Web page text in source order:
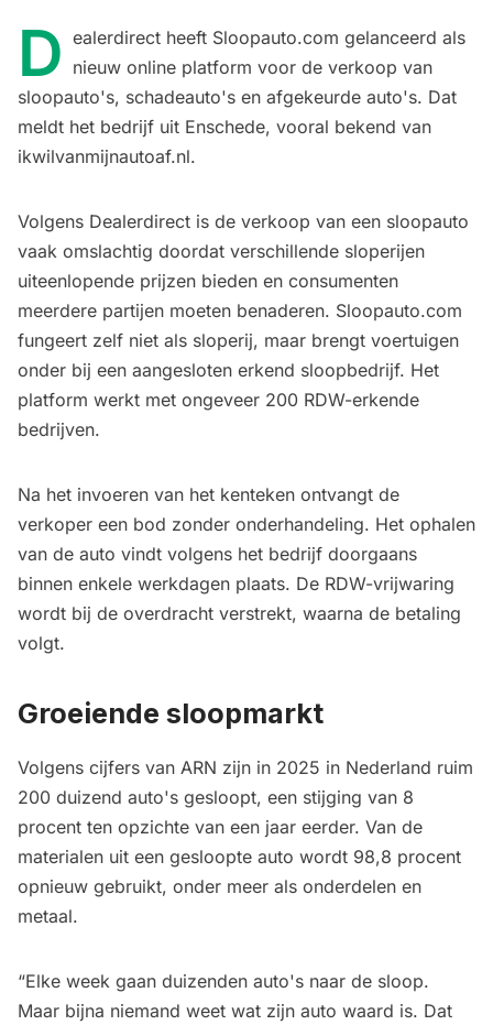
D ealerdirect heeft Sloopauto.com gelanceerd als
nieuw online platform voor de verkoop van
sloopauto's, schadeauto's en afgekeurde auto's. Dat
meldt het bedrijf uit Enschede, vooral bekend van
ikwilvanmijnautoaf.nl.
Volgens Dealerdirect is de verkoop van een sloopauto
vaak omslachtig doordat verschillende sloperijen
uiteenlopende prijzen bieden en consumenten
meerdere partijen moeten benaderen. Sloopauto.com
fungeert zelf niet als sloperij, maar brengt voertuigen
onder bij een aangesloten erkend sloopbedrijf. Het
platform werkt met ongeveer 200 RDW-erkende
bedrijven.
Na het invoeren van het kenteken ontvangt de
verkoper een bod zonder onderhandeling. Het ophalen
van de auto vindt volgens het bedrijf doorgaans
binnen enkele werkdagen plaats. De RDW-vrijwaring
wordt bij de overdracht verstrekt, waarna de betaling
volgt.
Groeiende sloopmarkt
Volgens cijfers van ARN zijn in 2025 in Nederland ruim
200 duizend auto's gesloopt, een stijging van 8
procent ten opzichte van een jaar eerder. Van de
materialen uit een gesloopte auto wordt 98,8 procent
opnieuw gebruikt, onder meer als onderdelen en
metaal.
“Elke week gaan duizenden auto's naar de sloop.
Maar bijna niemand weet wat zijn auto waard is. Dat